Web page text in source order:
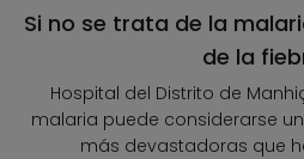
Si no se trata de la
de la
Hospital del Distrito de
malaria puede considerarse
más devastadoras que